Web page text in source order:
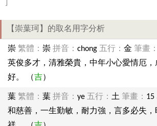
【崇葉珂】的取名用字分析
崇 繁體： 崇 拼音： chong 五行： 金 筆畫：
英俊多才，清雅榮貴，中年小心愛情厄，
好。 （吉）
葉 繁體： 葉 拼音： ye 五行： 土 筆畫： 15
和慈善，一生勤敏，耐力強，言多必失，